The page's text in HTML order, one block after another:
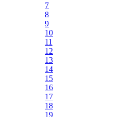
7
8
9
10
11
12
13
14
15
16
17
18
19